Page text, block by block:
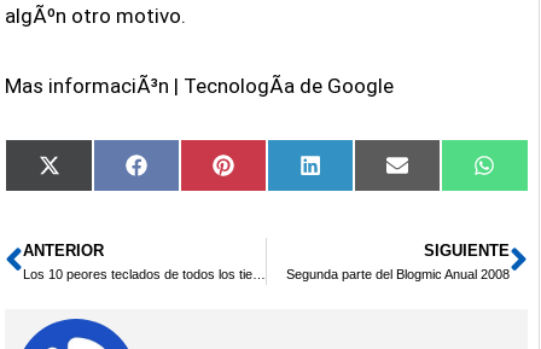
algÃºn otro motivo.
Mas informaciÃ³n | TecnologÃ­a de Google
Compartir
en
X
(Twitter)
Compartir
en
FacebookCompartir
en
PinterestCompartir
en
LinkedIn Compartir
en
Email
en
Ant
ANTERIOR SIGUIENTE
Segunda parte del Blogmic Anual 2008